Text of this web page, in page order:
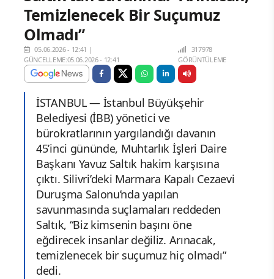
Temizlenecek Bir Suçumuz
Olmadı”
05.06.2026 - 12:41 |
GÜNCELLEME:05.06.2026 - 12:41
317978
GÖRÜNTÜLEME
İSTANBUL — İstanbul Büyükşehir
Belediyesi (İBB) yönetici ve
bürokratlarının yargılandığı davanın
45’inci gününde, Muhtarlık İşleri Daire
Başkanı Yavuz Saltık hakim karşısına
çıktı. Silivri’deki Marmara Kapalı Cezaevi
Duruşma Salonu’nda yapılan
savunmasında suçlamaları reddeden
Saltık, “Biz kimsenin başını öne
eğdirecek insanlar değiliz. Arınacak,
temizlenecek bir suçumuz hiç olmadı”
dedi.